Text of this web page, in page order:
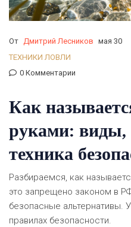
От Дмитрий Лесников мая 30
ТЕХНИКИ ЛОВЛИ
0 Комментарии
Как
руками: виды,
техника
Разбираемся, как
это запрещено законом в
безопасные альтернативы.
правилах безопасности.